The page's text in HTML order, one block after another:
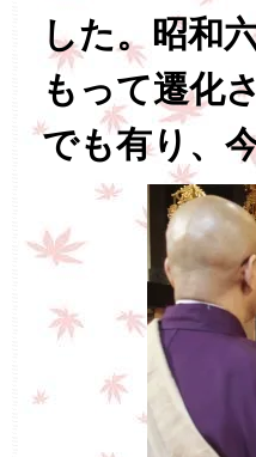
した。昭和
もって遷化
でも有り、